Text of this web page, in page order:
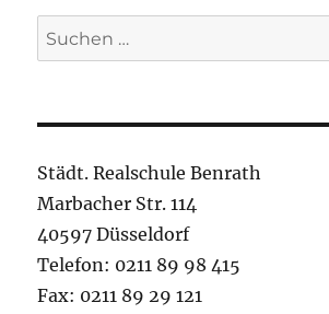
Suchen
nach:
Städt. Realschule Benrath
Marbacher Str. 114
40597 Düsseldorf
Telefon: 0211 89 98 415
Fax: 0211 89 29 121